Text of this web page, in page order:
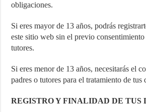
obligaciones.
Si eres mayor de 13 años, podrás
este sitio web sin el previo consentimiento
tutores.
Si eres menor de 13 años, necesitarás el
padres o tutores para el tratamiento de tus
REGISTRO Y FINALIDAD DE TUS